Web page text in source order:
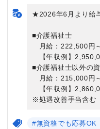
★2026年6月より給
■介護福祉士
月給：222,500円～
【年収例】
■介護福祉士以外の
月給：215,000円～
【年収例】
※処遇改善手当含む
#無資格でも応募OK